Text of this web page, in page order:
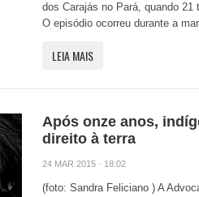
dos Carajás no Pará, quando
O episódio ocorreu durante a
LEIA MAIS
Após onze anos,
direito à terra
24 MAR 2015 · 18:02
(foto: Sandra Feliciano ) A